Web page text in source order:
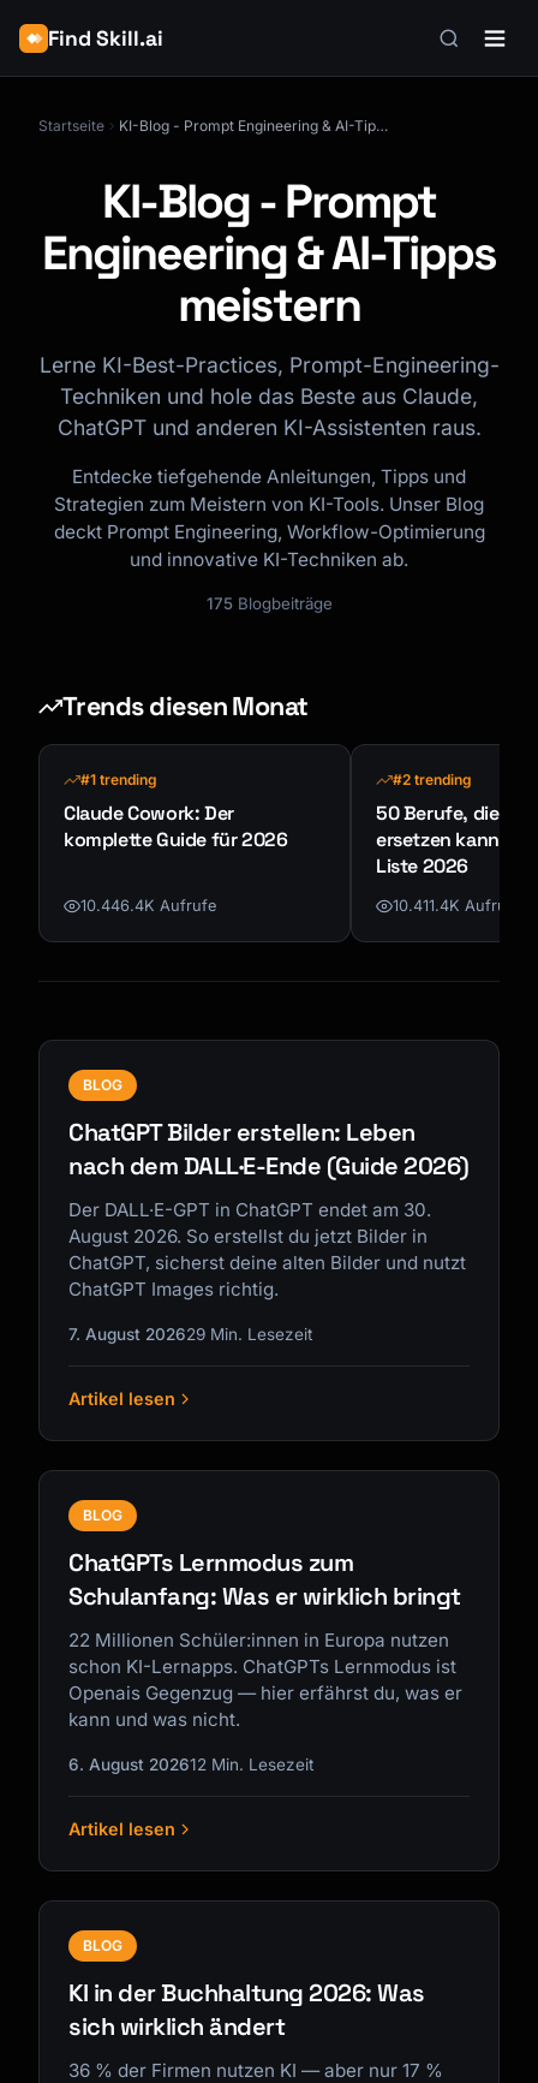
Find Skill.ai
Startseite KI-Blog - Prompt Engineering & AI-Tipps meistern
KI-Blog - Prompt
Engineering & AI-Tipps
meistern
Lerne KI-Best-Practices, Prompt-Engineering-
Techniken und hole das Beste aus Claude,
ChatGPT und anderen KI-Assistenten raus.
Entdecke tiefgehende Anleitungen, Tipps und
Strategien zum Meistern von KI-Tools. Unser Blog
deckt Prompt Engineering, Workflow-Optimierung
und innovative KI-Techniken ab.
175Blogbeiträge
Trends diesen Monat
#1 trending
Claude Cowork: Der
komplette Guide für 2026
10.446.4K Aufrufe
#2 trending
50 Berufe, die KI
ersetzen kann -
Liste 2026
10.411.4K Aufrufe
BLOG
ChatGPT Bilder erstellen: Leben
nach dem DALL·E-Ende (Guide 2026)
Der DALL·E-GPT in ChatGPT endet am 30.
August 2026. So erstellst du jetzt Bilder in
ChatGPT, sicherst deine alten Bilder und nutzt
ChatGPT Images richtig.
7. August 202629 Min. Lesezeit
Artikel lesen
BLOG
ChatGPTs Lernmodus zum
Schulanfang: Was er wirklich bringt
22 Millionen Schüler:innen in Europa nutzen
schon KI-Lernapps. ChatGPTs Lernmodus ist
Openais Gegenzug — hier erfährst du, was er
kann und was nicht.
6. August 202612 Min. Lesezeit
Artikel lesen
BLOG
KI in der Buchhaltung 2026: Was
sich wirklich ändert
36 % der Firmen nutzen KI — aber nur 17 %